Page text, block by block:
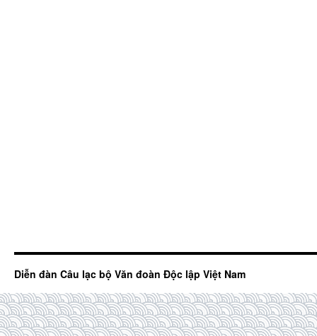
Diễn đàn Câu lạc bộ Văn đoàn Độc lập Việt Nam